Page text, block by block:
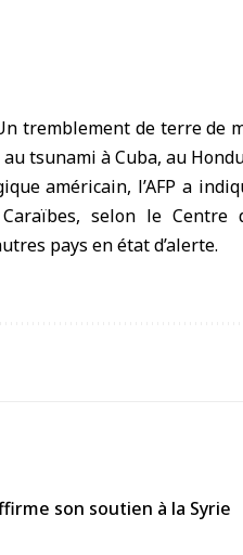
tremblement de terre de
tsunami à Cuba, au
américain, l’AFP a
selon le Centre
pays en état d’alerte.
son soutien à la Syrie